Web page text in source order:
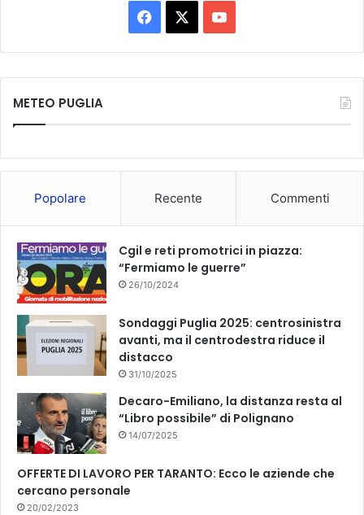
a
c
k
o
u
METEO PUGLIA
Popolare Recente Commenti
Cgil e reti promotrici in piazza:
“Fermiamo le guerre”
26/10/2024
Sondaggi Puglia 2025: centrosinistra
avanti, ma il centrodestra riduce il
distacco
31/10/2025
Decaro-Emiliano, la distanza resta al
“Libro possibile” di Polignano
14/07/2025
OFFERTE DI LAVORO PER TARANTO: Ecco le aziende che
cercano personale
20/02/2023